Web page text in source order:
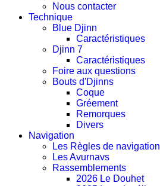
Nous contacter
Technique
Blue Djinn
Caractéristiques
Djinn 7
Caractéristiques
Foire aux questions
Bouts d'Djinns
Coque
Gréement
Remorques
Divers
Navigation
Les Règles de navigation
Les Avurnavs
Rassemblements
2026 Le Douhet